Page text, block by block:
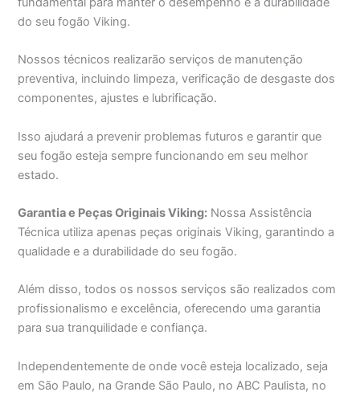
do seu fogão Viking.
Nossos técnicos realizarão serviços de manutenção
preventiva, incluindo limpeza, verificação de desgaste dos
componentes, ajustes e lubrificação.
Isso ajudará a prevenir problemas futuros e garantir que
seu fogão esteja sempre funcionando em seu melhor
estado.
Garantia e Peças Originais Viking: Nossa Assistência
Técnica utiliza apenas peças originais Viking, garantindo a
qualidade e a durabilidade do seu fogão.
Além disso, todos os nossos serviços são realizados com
profissionalismo e excelência, oferecendo uma garantia
para sua tranquilidade e confiança.
Independentemente de onde você esteja localizado, seja
em São Paulo, na Grande São Paulo, no ABC Paulista, no